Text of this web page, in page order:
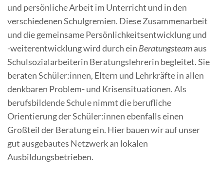
und persönliche Arbeit im Unterricht und in den
verschiedenen Schulgremien. Diese Zusammenarbeit
und die gemeinsame Persönlichkeitsentwicklung und
-weiterentwicklung wird durch ein Beratungsteamaus
Schulsozialarbeiterin Beratungslehrerin begleitet. Sie
beraten Schüler:innen, Eltern und Lehrkräfte in allen
denkbaren Problem- und Krisensituationen. Als
berufsbildende Schule nimmt die berufliche
Orientierung der Schüler:innen ebenfalls einen
Großteil der Beratung ein. Hier bauen wir auf unser
gut ausgebautes Netzwerk an lokalen
Ausbildungsbetrieben.